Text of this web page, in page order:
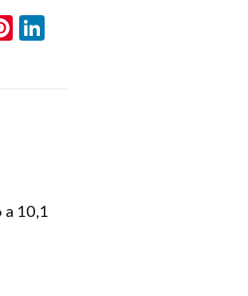
Pinterest
LinkedIn
10,1